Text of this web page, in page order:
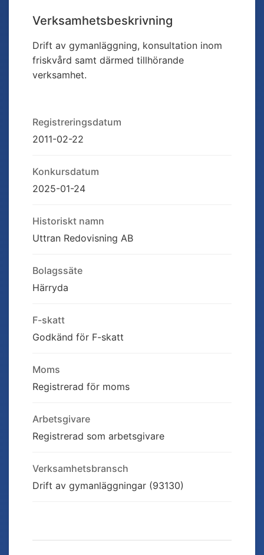
Verksamhetsbeskrivning
Drift av gymanläggning, konsultation inom
friskvård samt därmed tillhörande
verksamhet.
Registreringsdatum
2011-02-22
Konkursdatum
2025-01-24
Historiskt namn
Uttran Redovisning AB
Bolagssäte
Härryda
F-skatt
Godkänd för F-skatt
Moms
Registrerad för moms
Arbetsgivare
Registrerad som arbetsgivare
Verksamhetsbransch
Drift av gymanläggningar (93130)